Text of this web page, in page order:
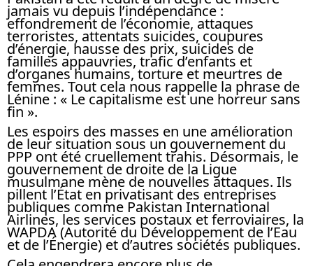
jamais vu depuis l’indépendance :
effondrement de l’économie, attaques
terroristes, attentats suicides, coupures
d’énergie, hausse des prix, suicides de
familles appauvries, trafic d’enfants et
d’organes humains, torture et meurtres de
femmes. Tout cela nous rappelle la phrase de
Lénine : « Le capitalisme est une horreur sans
fin ».
Les espoirs des masses en une amélioration
de leur situation sous un gouvernement du
PPP ont été cruellement trahis. Désormais, le
gouvernement de droite de la Ligue
musulmane mène de nouvelles attaques. Ils
pillent l’État en privatisant des entreprises
publiques comme Pakistan International
Airlines, les services postaux et ferroviaires, la
WAPDA (Autorité du Développement de l’Eau
et de l’Énergie) et d’autres sociétés publiques.